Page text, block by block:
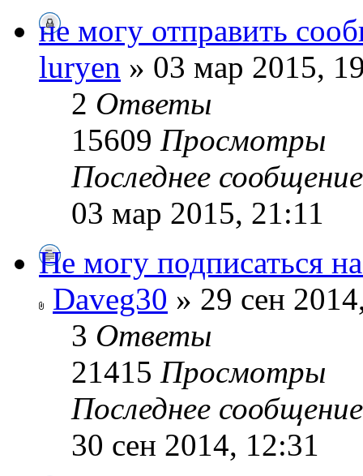
не могу отправить
luryen » 03 мар 2015,
2 Ответы
15609 Просмотры
Последнее
03 мар 2015, 21:11
Не могу подписаться
Daveg30 » 29 сен
3 Ответы
21415 Просмотры
Последнее
30 сен 2014, 12:31